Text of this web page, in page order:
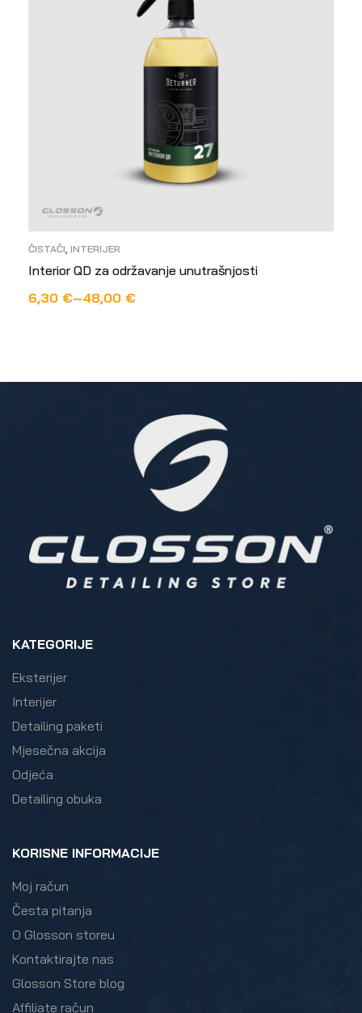
ČISTAČI INTERIJER
Interior QD za održavanje unutrašnjosti
6,30 €–48,00 €
KATEGORIJE
Eksterijer
Interijer
Detailing paketi
Mjesečna akcija
Odjeća
Detailing obuka
KORISNE INFORMACIJE
Moj račun
Česta pitanja
O Glosson storeu
Kontaktirajte nas
Glosson Store blog
Affiliate račun